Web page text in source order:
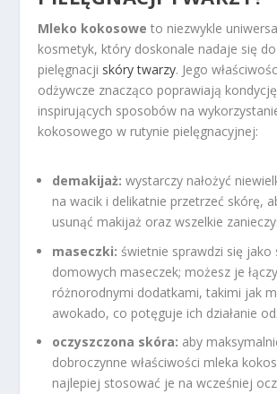
Mleko kokosowe to niezwykle
kosmetyk, który doskonale nadaje się
pielęgnacji skóry twarzy. Jego
odżywcze znacząco poprawiają
inspirujących sposobów na
kokosowego w rutynie pielęgnacyjnej:
demakijaż: wystarczy nałożyć
na wacik i delikatnie przetrzeć skórę,
usunąć makijaż oraz wszelkie
maseczki: świetnie sprawdzi się jako
domowych maseczek; możesz je
różnorodnymi dodatkami, takimi jak
awokado, co potęguje ich działanie
oczyszczona skóra: aby
dobroczynne właściwości mleka
najlepiej stosować je na wcześniej